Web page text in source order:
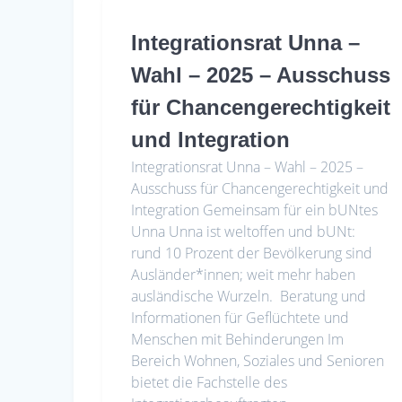
Integrationsrat Unna –
Wahl – 2025 – Ausschuss
für Chancengerechtigkeit
und Integration
Integrationsrat Unna – Wahl – 2025 –
Ausschuss für Chancengerechtigkeit und
Integration Gemeinsam für ein bUNtes
Unna Unna ist weltoffen und bUNt:
rund 10 Prozent der Bevölkerung sind
Ausländer*innen; weit mehr haben
ausländische Wurzeln. Beratung und
Informationen für Geflüchtete und
Menschen mit Behinderungen Im
Bereich Wohnen, Soziales und Senioren
bietet die Fachstelle des